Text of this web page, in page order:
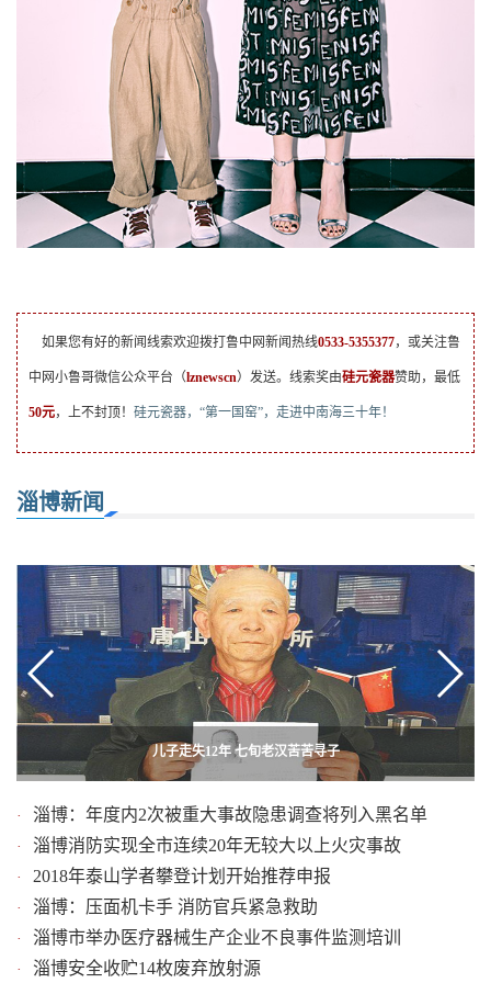
如果您有好的新闻线索欢迎拨打鲁中网新闻热线0533-5355377，或关注鲁
中网小鲁哥微信公众平台（lznewscn）发送。线索奖由硅元瓷器赞助，最低
50元，上不封顶！ 硅元瓷器，“第一国窑”，走进中南海三十年！
淄博新闻
淄博：暖心公交司机背老人下车 获乘客点赞
儿子走失12年 七旬老汉苦苦寻子
柳泉路改造日记：反光锥筒易倒，固定！
· 淄博：年度内2次被重大事故隐患调查将列入黑名单
· 淄博消防实现全市连续20年无较大以上火灾事故
· 2018年泰山学者攀登计划开始推荐申报
· 淄博：压面机卡手 消防官兵紧急救助
· 淄博市举办医疗器械生产企业不良事件监测培训
· 淄博安全收贮14枚废弃放射源